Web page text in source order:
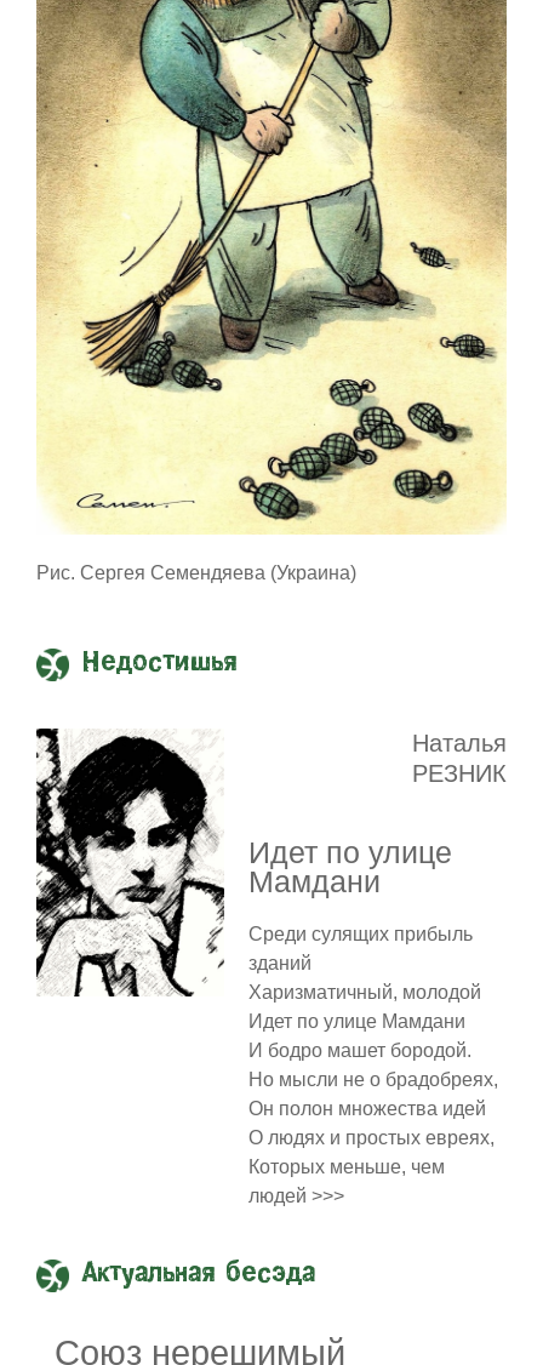
Рис. Сергея Семендяева (Украина)
Недостишья
Наталья
РЕЗНИК
Идет по улице
Мамдани
Среди сулящих прибыль
зданий
Харизматичный, молодой
Идет по улице Мамдани
И бодро машет бородой.
Но мысли не о брадобреях,
Он полон множества идей
О людях и простых евреях,
Которых меньше, чем
людей >>>
Актуальная бесэда
Союз нерешимый